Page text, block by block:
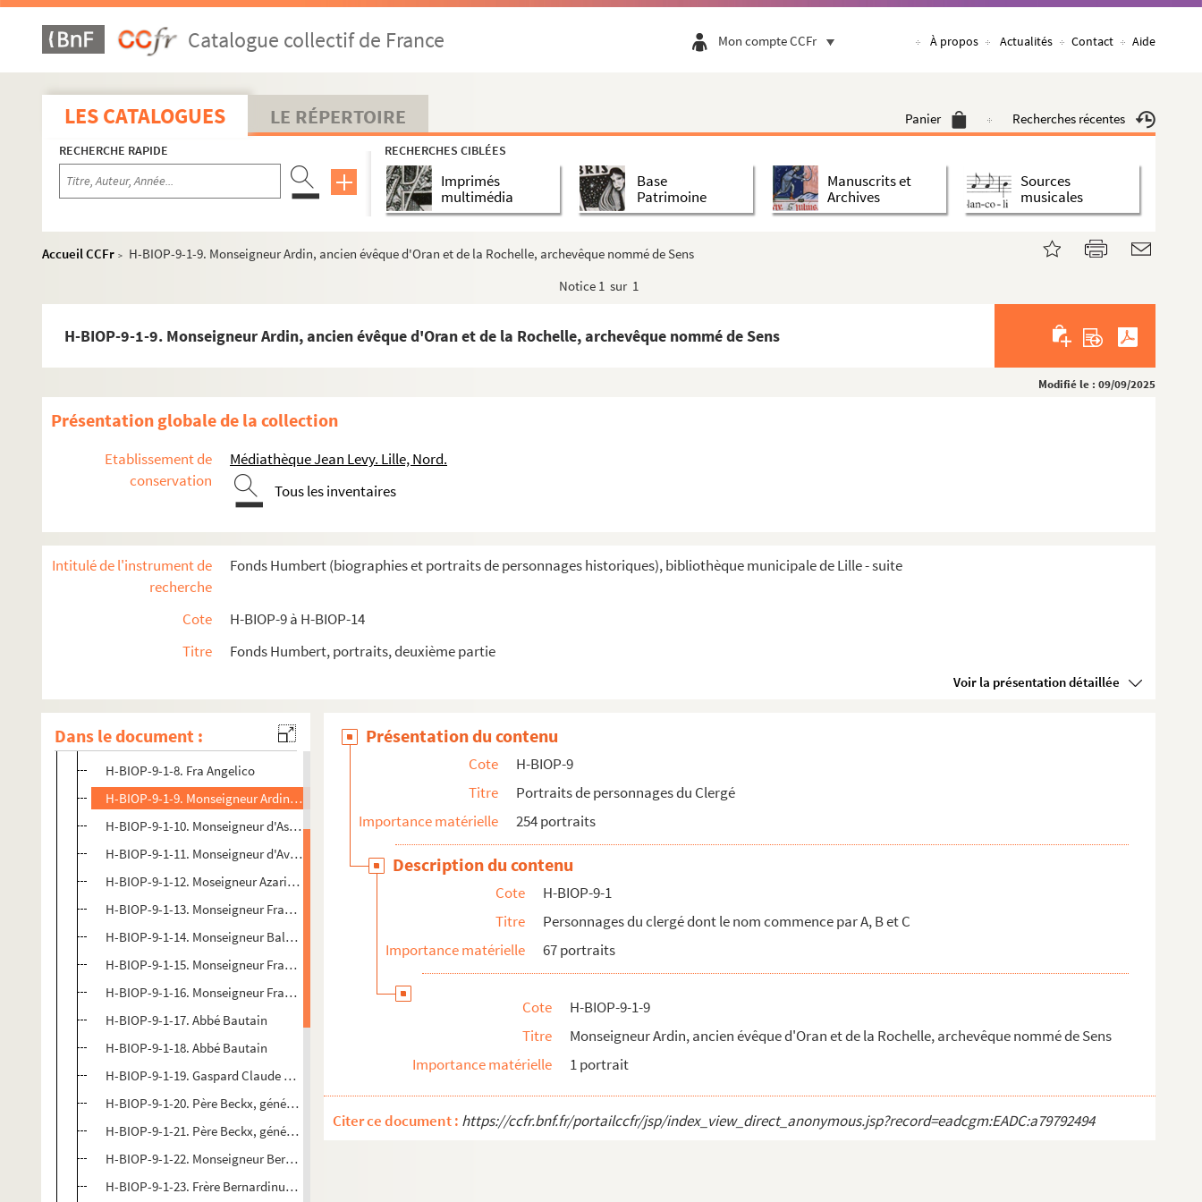
Catalogue collectif de France Mon compte CCFr À propos Actualités Contact Aide
LES CATALOGUES LE RÉPERTOIRE Panier Recherches récentes
RECHERCHE RAPIDE RECHERCHES CIBLÉES
Imprimés
multimédia
Base
Patrimoine
Manuscrits et
Archives
Sources
musicales
Accueil CCFr >
H-BIOP-9-1-9. Monseigneur Ardin, ancien évêque d'Oran et de la Rochelle, archevêque nommé de Sens
Notice 1 sur 1
H-BIOP-9-1-9. Monseigneur Ardin, ancien évêque d'Oran et de la Rochelle, archevêque nommé de Sens
Modifié le : 09/09/2025
Présentation globale de la collection
Etablissement de
conservation
Médiathèque Jean Levy. Lille, Nord.
Tous les inventaires
Intitulé de l'instrument de
recherche
Fonds Humbert (biographies et portraits de personnages historiques), bibliothèque municipale de Lille ​- suite
Cote
H-BIOP-9 à H-BIOP-14
Titre
Fonds Humbert, portraits, deuxième partie
Voir la présentation détaillée
Dans le document :
H-BIOP-9. Portraits de personnages du Clergé
H-BIOP-9-1. Personnages du clergé dont le nom commence par A, B et C
H-BIOP-9-1-1. Monseigneur Affre, archevèque de Paris
H-BIOP-9-1-4. Alexandre VIII
H-BIOP-9-1-6. Emmanuel Joseph Marie Maurice d'Alzon, fondateur et supérieur général des Augustin de l'Assomption
H-BIOP-9-1-7. Anderledy, nouveau général Jésuite
H-BIOP-9-1-8. Fra Angelico
H-BIOP-9-1-9. Monseigneur Ardin, ancien évêque d'Oran et de la Rochelle, archevêque nommé de Sens
H-BIOP-9-1-10. Monseigneur d'Astros, archevêque de Toulouse
H-BIOP-9-1-11. Monseigneur d'Aviau du Bois de Sanzay, archevêque de Vienne puis de Bordeaux
H-BIOP-9-1-12. Moseigneur Azarian, patriarche des arméniens
H-BIOP-9-1-13. Monseigneur François Marie Ambroise Benjamin Baduel
H-BIOP-9-1-14. Monseigneur Balsieper
H-BIOP-9-1-15. Monseigneur François-Narcisse Baptifolier, évêque de Mende
H-BIOP-9-1-16. Monseigneur François-Narcisse Baptifolier, évêque de Mende
H-BIOP-9-1-17. Abbé Bautain
H-BIOP-9-1-18. Abbé Bautain
H-BIOP-9-1-19. Gaspard Claude Béchet
H-BIOP-9-1-20. Père Beckx, général des Jésuites
H-BIOP-9-1-21. Père Beckx, général des Jésuites
H-BIOP-9-1-22. Monseigneur Bernadou, archevêque de Sens
H-BIOP-9-1-23. Frère Bernardinus a Portu Romatino
Présentation du contenu
Cote
H-BIOP-9
Titre
Portraits de personnages du Clergé
Importance matérielle
254 portraits
Description du contenu
Cote
H-BIOP-9-1
Titre
Personnages du clergé dont le nom commence par A, B et C
Importance matérielle
67 portraits
Cote
H-BIOP-9-1-9
Titre
Monseigneur Ardin, ancien évêque d'Oran et de la Rochelle, archevêque nommé de Sens
Importance matérielle
1 portrait
Citer ce document : https://ccfr.bnf.fr/portailccfr/jsp/index_view_direct_anonymous.jsp?record=eadcgm:EADC:a79792494